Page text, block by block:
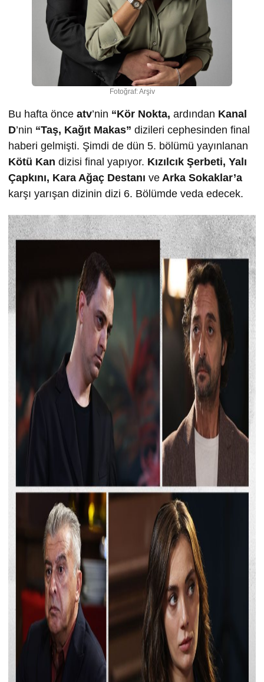
Fotoğraf: Arşiv
Bu hafta önce atv’nin “Kör Nokta, ardından Kanal
D’nin “Taş, Kağıt Makas” dizileri cephesinden final
haberi gelmişti. Şimdi de dün 5. bölümü yayınlanan
Kötü Kan dizisi final yapıyor. Kızılcık Şerbeti, Yalı
Çapkını, Kara Ağaç Destanı ve Arka Sokaklar’a
karşı yarışan dizinin dizi 6. Bölümde veda edecek.